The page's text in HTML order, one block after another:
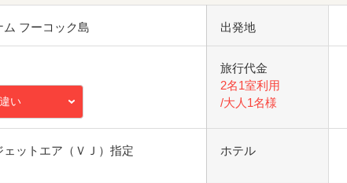
ム フーコック島 出発地
い
旅行代金
2名1室利用
/大人1名様
ェットエア（ＶＪ）指定 ホテル